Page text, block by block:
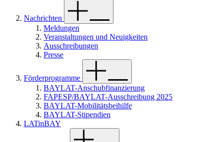
Nachrichten
Meldungen
Veranstaltungen und Neuigkeiten
Ausschreibungen
Presse
Förderprogramme
BAYLAT-Anschubfinanzierung
FAPESP/BAYLAT-Ausschreibung 2025
BAYLAT-Mobilitätsbeihilfe
BAYLAT-Stipendien
LATinBAY